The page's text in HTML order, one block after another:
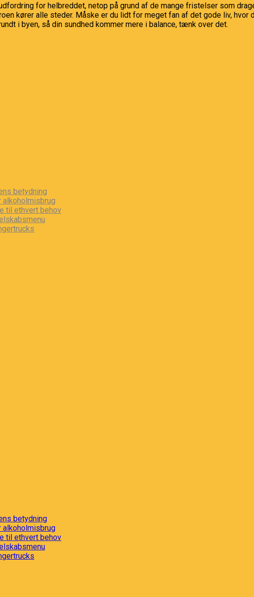
for helbreddet, netop på grund af de mange fristelser som
kører alle steder. Måske er du lidt for meget fan af det gode liv,
i byen, så din sundhed kommer mere i balance, tænk over det.
betydning
til ethvert behov
betydning
til ethvert behov